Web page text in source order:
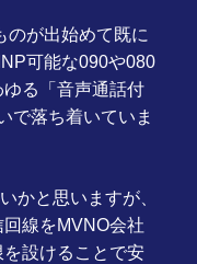
のが出始めて既に
可能な090や080
る「音声通話付
で落ち着いていま
かと思いますが、
線をMVNO会社
設けることで安